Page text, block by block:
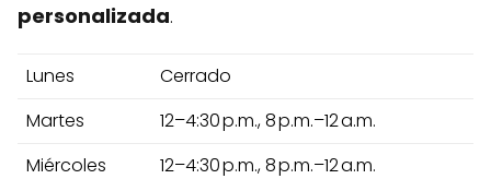
personalizada.
Lunes
Cerrado
Martes
12–4:30 p.m., 8 p.m.–12 a.m.
Miércoles
12–4:30 p.m., 8 p.m.–12 a.m.